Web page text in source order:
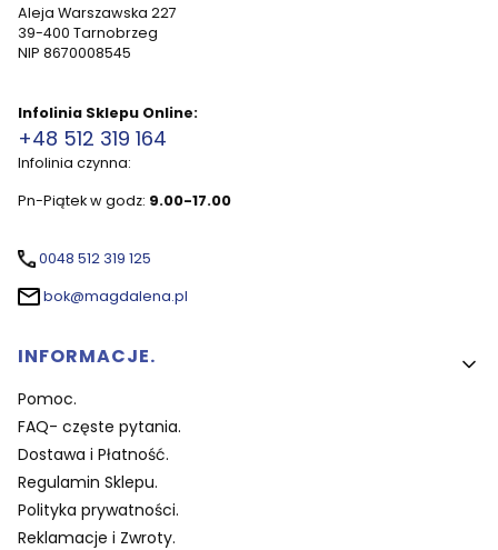
Aleja Warszawska 227
39-400 Tarnobrzeg
NIP 8670008545
Infolinia Sklepu Online:
+48 512 319 164
Infolinia czynna:
Pn-Piątek w godz: 9.00-17.00
0048 512 319 125
bok@magdalena.pl
Linki w stopce
INFORMACJE.
Pomoc.
FAQ- częste pytania.
Dostawa i Płatność.
Regulamin Sklepu.
Polityka prywatności.
Reklamacje i Zwroty.